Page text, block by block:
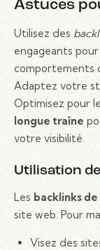
Astuces
Utilisez des
engageants
comportements
Adaptez votre
Optimisez pour
longue traîne
votre visibilité.
Utilisation
Les backlinks
site web. Pour
Visez des